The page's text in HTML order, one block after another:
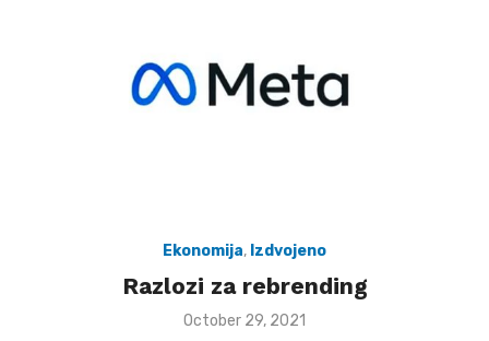
Ekonomija, Izdvojeno
Razlozi za rebrending
Posted
October 29, 2021